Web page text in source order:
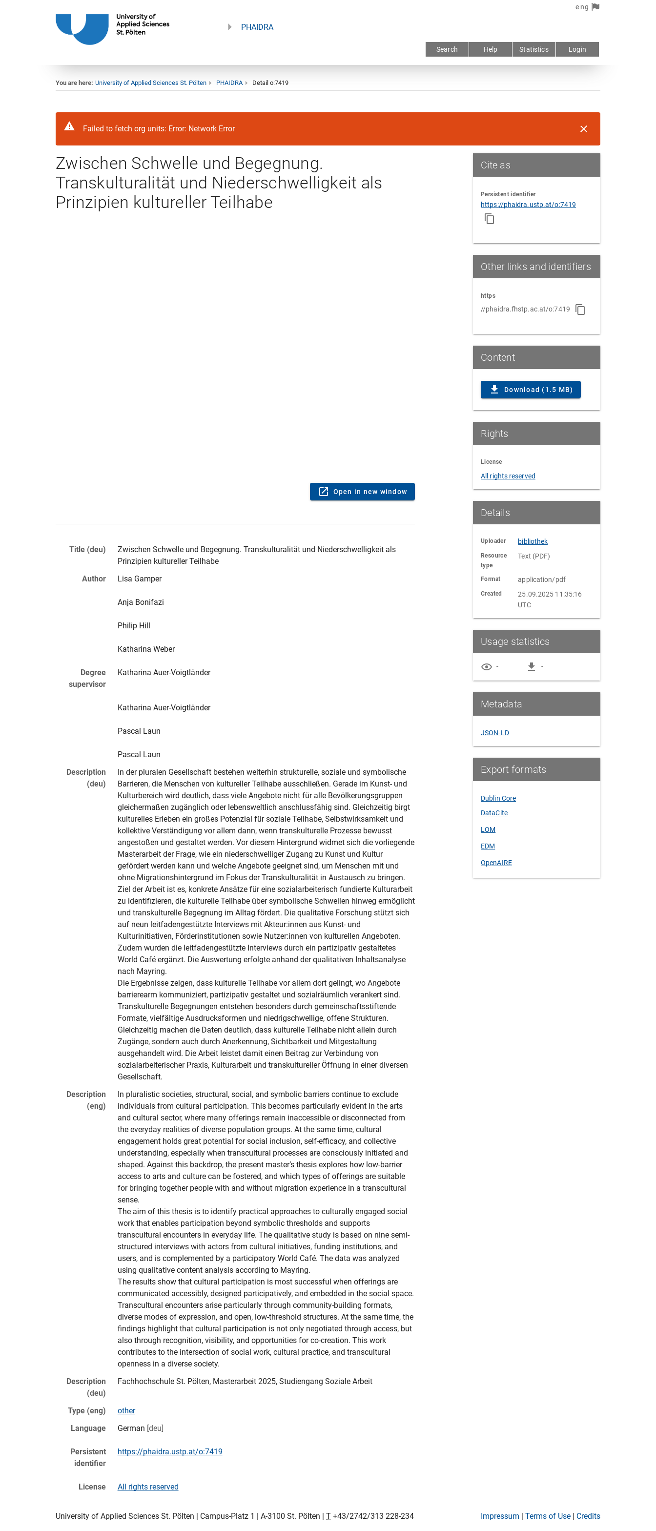
eng
PHAIDRA
Search Help Statistics Login
You are here: University of Applied Sciences St. Pölten PHAIDRA Detail o:7419
Failed to fetch org units: Error: Network Error
Zwischen Schwelle und Begegnung.
Transkulturalität und Niederschwelligkeit als
Prinzipien kultureller Teilhabe
Open in new window
Title (deu)
Zwischen Schwelle und Begegnung. Transkulturalität und Niederschwelligkeit als
Prinzipien kultureller Teilhabe
Author
Lisa Gamper
Anja Bonifazi
Philip Hill
Katharina Weber
Degree
supervisor
Katharina Auer-Voigtländer
Katharina Auer-Voigtländer
Pascal Laun
Pascal Laun
Description
(deu)
In der pluralen Gesellschaft bestehen weiterhin strukturelle, soziale und symbolische
Barrieren, die Menschen von kultureller Teilhabe ausschließen. Gerade im Kunst- und
Kulturbereich wird deutlich, dass viele Angebote nicht für alle Bevölkerungsgruppen
gleichermaßen zugänglich oder lebensweltlich anschlussfähig sind. Gleichzeitig birgt
kulturelles Erleben ein großes Potenzial für soziale Teilhabe, Selbstwirksamkeit und
kollektive Verständigung vor allem dann, wenn transkulturelle Prozesse bewusst
angestoßen und gestaltet werden. Vor diesem Hintergrund widmet sich die vorliegende
Masterarbeit der Frage, wie ein niederschwelliger Zugang zu Kunst und Kultur
gefördert werden kann und welche Angebote geeignet sind, um Menschen mit und
ohne Migrationshintergrund im Fokus der Transkulturalität in Austausch zu bringen.
Ziel der Arbeit ist es, konkrete Ansätze für eine sozialarbeiterisch fundierte Kulturarbeit
zu identifizieren, die kulturelle Teilhabe über symbolische Schwellen hinweg ermöglicht
und transkulturelle Begegnung im Alltag fördert. Die qualitative Forschung stützt sich
auf neun leitfadengestützte Interviews mit Akteur:innen aus Kunst- und
Kulturinitiativen, Förderinstitutionen sowie Nutzer:innen von kulturellen Angeboten.
Zudem wurden die leitfadengestützte Interviews durch ein partizipativ gestaltetes
World Café ergänzt. Die Auswertung erfolgte anhand der qualitativen Inhaltsanalyse
nach Mayring.
Die Ergebnisse zeigen, dass kulturelle Teilhabe vor allem dort gelingt, wo Angebote
barrierearm kommuniziert, partizipativ gestaltet und sozialräumlich verankert sind.
Transkulturelle Begegnungen entstehen besonders durch gemeinschaftsstiftende
Formate, vielfältige Ausdrucksformen und niedrigschwellige, offene Strukturen.
Gleichzeitig machen die Daten deutlich, dass kulturelle Teilhabe nicht allein durch
Zugänge, sondern auch durch Anerkennung, Sichtbarkeit und Mitgestaltung
ausgehandelt wird. Die Arbeit leistet damit einen Beitrag zur Verbindung von
sozialarbeiterischer Praxis, Kulturarbeit und transkultureller Öffnung in einer diversen
Description
(eng)
In pluralistic societies, structural, social, and symbolic barriers continue to exclude
individuals from cultural participation. This becomes particularly evident in the arts
and cultural sector, where many offerings remain inaccessible or disconnected from
the everyday realities of diverse population groups. At the same time, cultural
engagement holds great potential for social inclusion, self-efficacy, and collective
understanding, especially when transcultural processes are consciously initiated and
shaped. Against this backdrop, the present master’s thesis explores how low-barrier
access to arts and culture can be fostered, and which types of offerings are suitable
for bringing together people with and without migration experience in a transcultural
sense.
The aim of this thesis is to identify practical approaches to culturally engaged social
work that enables participation beyond symbolic thresholds and supports
transcultural encounters in everyday life. The qualitative study is based on nine semi-
structured interviews with actors from cultural initiatives, funding institutions, and
users, and is complemented by a participatory World Café. The data was analyzed
using qualitative content analysis according to Mayring.
The results show that cultural participation is most successful when offerings are
communicated accessibly, designed participatively, and embedded in the social space.
Transcultural encounters arise particularly through community-building formats,
diverse modes of expression, and open, low-threshold structures. At the same time, the
findings highlight that cultural participation is not only negotiated through access, but
also through recognition, visibility, and opportunities for co-creation. This work
contributes to the intersection of social work, cultural practice, and transcultural
Description
(deu)
Fachhochschule St. Pölten, Masterarbeit 2025, Studiengang Soziale Arbeit
Type (eng)
other
Language
German [deu]
Persistent
identifier
https://phaidra.ustp.at/o:7419
License All rights reserved
Cite as
Persistent identifier
https://phaidra.ustp.at/o:7419
Other links and identifiers
https
//phaidra.fhstp.ac.at/o:7419
Content
Download (1.5 MB)
Rights
License
All rights reserved
Details
Uploader bibliothek
Resource
type
Text (PDF)
Format application/pdf
Created
25.09.2025 11:35:16
UTC
Usage statistics
- -
Metadata
JSON-LD
Export formats
Dublin Core
DataCite
LOM
EDM
OpenAIRE
University of Applied Sciences St. Pölten | Campus-Platz 1 | A-3100 St. Pölten | T +43/2742/313 228-234 Impressum | Terms of Use | Credits